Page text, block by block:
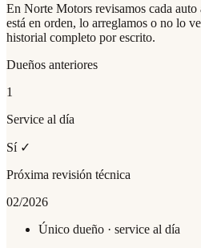
En Norte Motors revisamos cada
está en orden, lo arreglamos o no lo
historial completo por escrito.
Dueños anteriores
1
Service al día
Sí ✓
Próxima revisión técnica
02/2026
Único dueño · service al día